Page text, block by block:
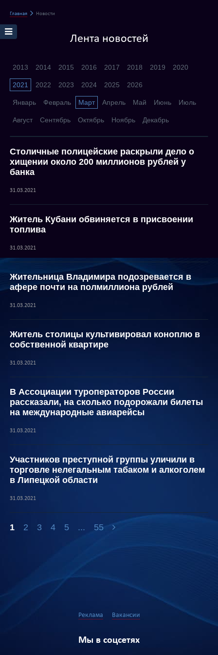
Главная Новости
Лента новостей
2013 2014 2015 2016 2017 2018 2019 2020
2021 2022 2023 2024 2025 2026
Январь Февраль Март Апрель Май Июнь Июль
Август Сентябрь Октябрь Ноябрь Декабрь
Столичные полицейские раскрыли дело о
хищении около 200 миллионов рублей у
банка
31.03.2021
Житель Кубани обвиняется в присвоении
топлива
31.03.2021
Жительница Владимира подозревается в
афере почти на полмиллиона рублей
31.03.2021
Житель столицы культивировал коноплю в
собственной квартире
31.03.2021
В Ассоциации туроператоров России
рассказали, на сколько подорожали билеты
на международные авиарейсы
31.03.2021
Участников преступной группы уличили в
торговле нелегальным табаком и алкоголем
в Липецкой области
31.03.2021
1 2 3 4 5 ... 55
Реклама Вакансии
Мы в соцсетях